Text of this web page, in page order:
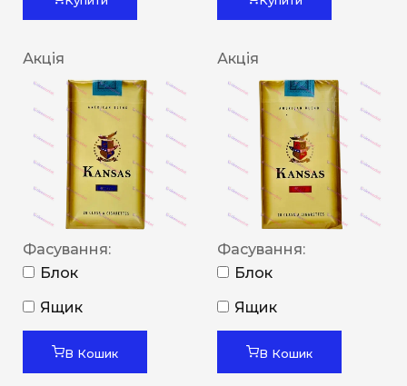
Акція
Фасування:
Блок
Ящик
В Кошик
Акція
Фасування:
Блок
Ящик
В Кошик